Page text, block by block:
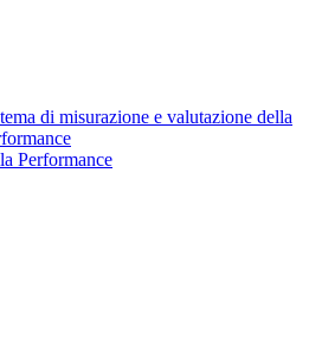
di misurazione e valutazione della
Performance